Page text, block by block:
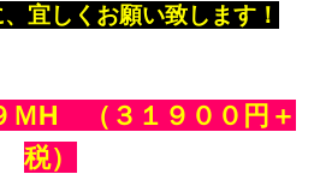
宜しくお願い致します！
ＭH （３１９００円＋
税）